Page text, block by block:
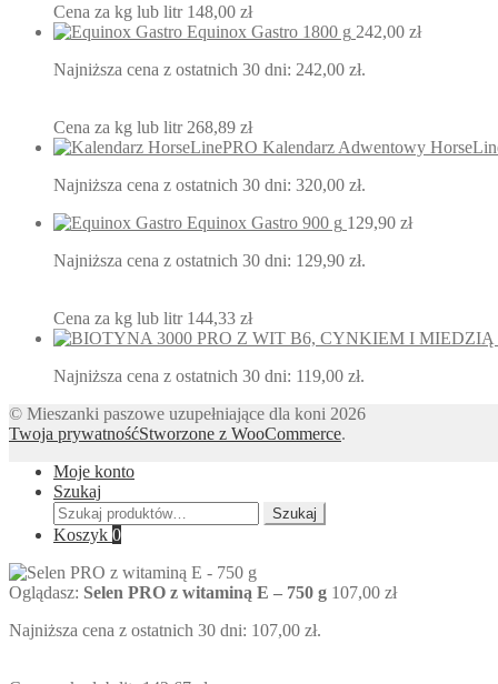
Cena za kg lub litr 148,00 zł
Equinox Gastro 1800 g 242,00 zł
Najniższa cena z ostatnich 30 dni: 242,00 zł.
Cena za kg lub litr 268,89 zł
Kalendarz Adwentowy
Najniższa cena z ostatnich 30 dni: 320,00 zł.
Equinox Gastro 900 g 129,90 zł
Najniższa cena z ostatnich 30 dni: 129,90 zł.
Cena za kg lub litr 144,33 zł
Najniższa cena z ostatnich 30 dni: 119,00 zł.
© Mieszanki paszowe uzupełniające dla koni 2026
Twoja prywatnośćStworzone z WooCommerce.
Moje konto
Szukaj
Szukaj:
Szukaj
Koszyk 0
Oglądasz: Selen PRO z witaminą E – 750 g 107,00 zł
Najniższa cena z ostatnich 30 dni: 107,00 zł.